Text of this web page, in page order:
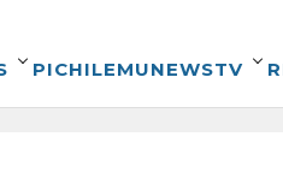
PICHILEMUNEWSTV